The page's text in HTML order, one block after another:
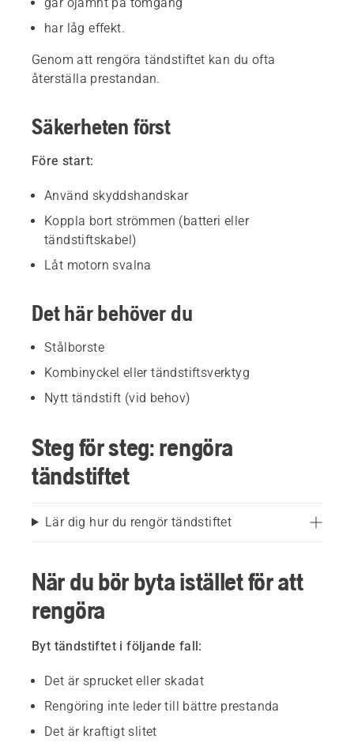
har låg effekt.
Genom att rengöra tändstiftet kan du ofta
återställa prestandan.
Säkerheten först
Före start:
Använd skyddshandskar
Koppla bort strömmen (batteri eller
tändstiftskabel)
Låt motorn svalna
Det här behöver du
Stålborste
Kombinyckel eller tändstiftsverktyg
Nytt tändstift (vid behov)
Steg för steg: rengöra
tändstiftet
Lär dig hur du rengör tändstiftet
När du bör byta istället för att
rengöra
Byt tändstiftet i följande fall:
Det är sprucket eller skadat
Rengöring inte leder till bättre prestanda
Det är kraftigt slitet